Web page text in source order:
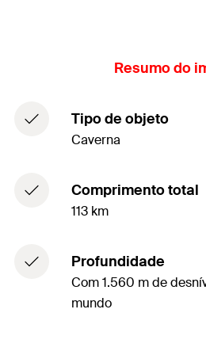
Resumo do
Tipo de objeto
Caverna
Comprimento total
113 km
Profundidade
Com 1.560 m de
mundo